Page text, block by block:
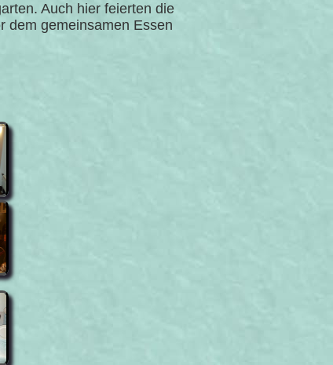
Auch hier feierten die
dem gemeinsamen Essen